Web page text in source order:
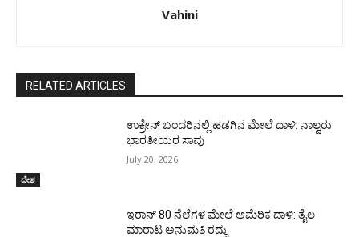
Vahini
RELATED ARTICLES
ದೇಶ
ಉಕ್ರೇನ್‌ ಬಂದರಿನಲ್ಲಿ ಹಡಗಿನ ಮೇಲೆ ದಾಳಿ: ನಾಲ್ವರು
ಭಾರತೀಯರ ಸಾವು
July 20, 2026
ಇರಾನ್‌ 80 ನೆಲೆಗಳ ಮೇಲೆ ಅಮೆರಿಕ ದಾಳಿ: ತೈಲ
ಮಾರಾಟ ಅನುಮತಿ ರದ್ದು